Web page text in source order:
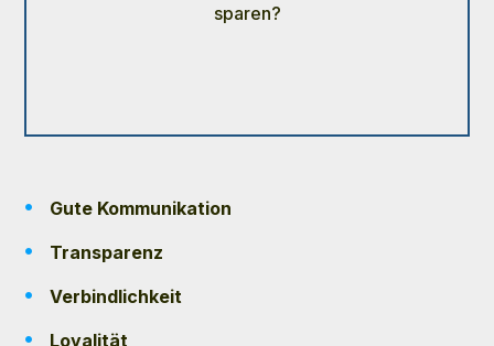
sparen?
Gute Kommunikation
Transparenz
Verbindlichkeit
Loyalität